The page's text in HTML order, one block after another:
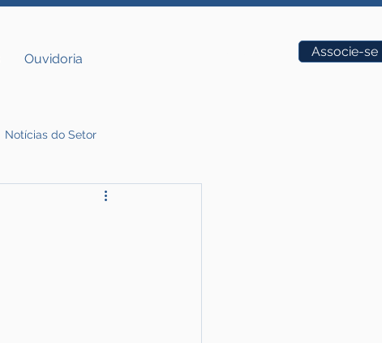
Ouvidoria Associe-se
Notícias do Setor